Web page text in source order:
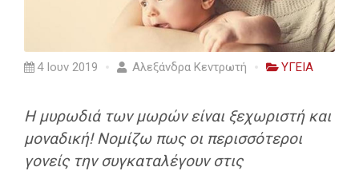
4 Ιουν 2019 Αλεξάνδρα Κεντρωτή ΥΓΕΙΑ
Η μυρωδιά των μωρών είναι ξεχωριστή και
μοναδική! Νομίζω πως οι περισσότεροι
γονείς την συγκαταλέγουν στις